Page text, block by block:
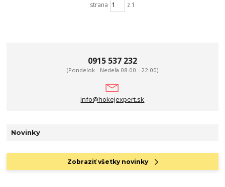
strana z 1
0915 537 232
(Pondelok - Nedeľa 08.00 - 22.00)
info@hokejexpert.sk
Novinky
Zobraziť všetky novinky